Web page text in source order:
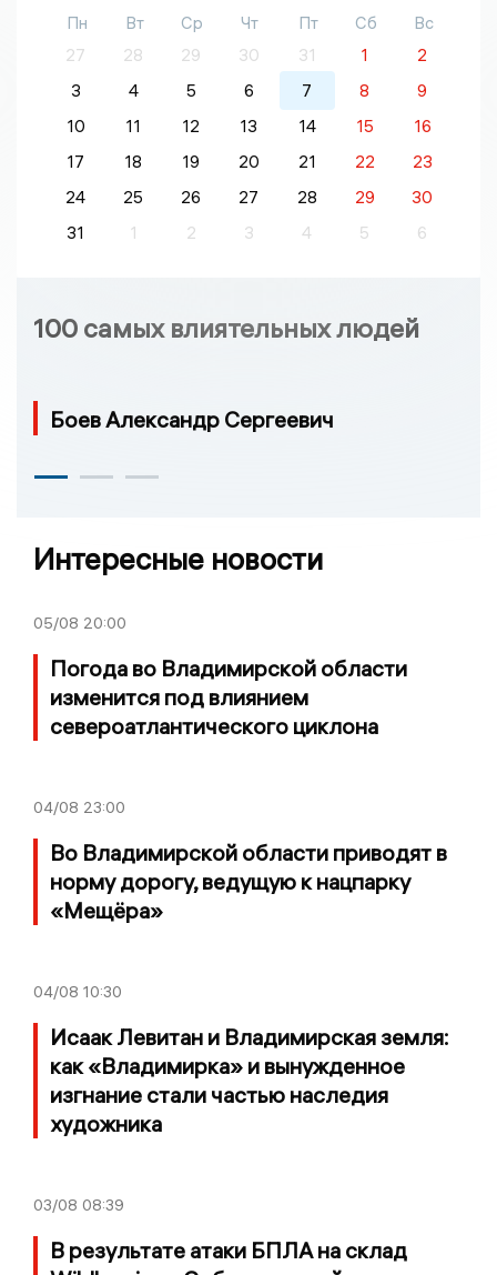
Пн Вт Ср Чт Пт Сб
Вс
27
28 29 30 31 1
2
3
4 5 6 7 8
9
10
11 12 13 14 15
16
17
18 19 20 21 22
23
24
25 26 27 28 29
30
31
1 2 3 4 5 6
100 самых влиятельных людей
Боев Александр Сергеевич
Интересные новости
05/08 20:00
Погода во Владимирской области
изменится под влиянием
североатлантического циклона
04/08 23:00
Во Владимирской области приводят в
норму дорогу, ведущую к нацпарку
«Мещёра»
04/08 10:30
Исаак Левитан и Владимирская земля:
как «Владимирка» и вынужденное
изгнание стали частью наследия
художника
03/08 08:39
В результате атаки БПЛА на склад